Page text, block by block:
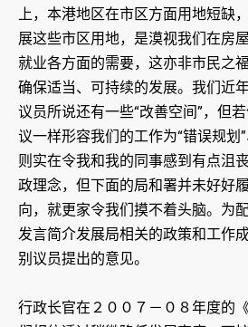
上，本港地区在市区方面用地短缺
展这些市区用地，是漠视我们在房
就业各方面的需要，这亦非市民之
确保适当、可持续的发展。我们近
议员所说还有一些“改善空间”，但
议一样形容我们的工作为“错误规划”
则实在令我和我的同事感到有点沮
政理念，但下面的局和署并未好好
向，就更家令我们摸不着头脑。为
发言简介发展局相关的政策和工作
别议员提出的意见。
行政长官在２００７－０８年度的